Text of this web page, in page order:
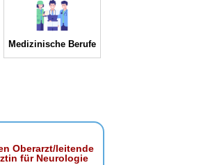
Medizinische Berufe
Oberarzt/leitende
für Neurologie